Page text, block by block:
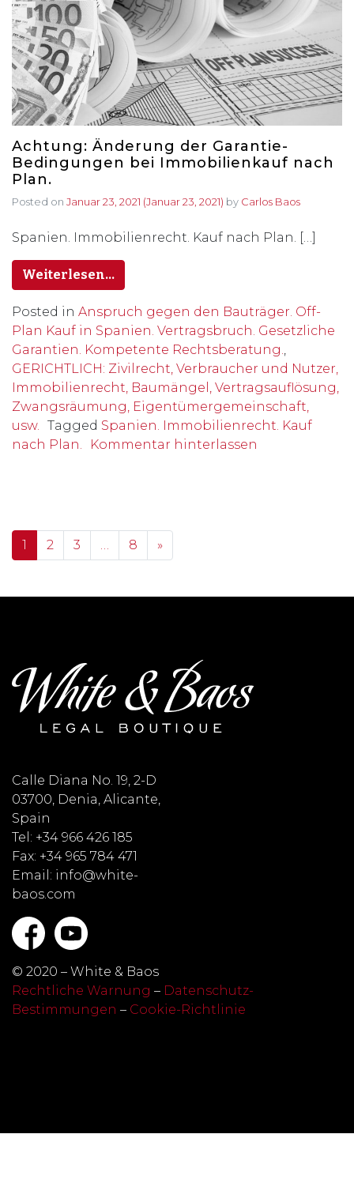
Achtung: Änderung der Garantie-
Bedingungen bei Immobilienkauf nach
Plan.
Posted on Januar 23, 2021 (Januar 23, 2021) by Carlos Baos
Spanien. Immobilienrecht. Kauf nach Plan. […]
Weiterlesen…
Posted in Anspruch gegen den Bauträger. Off-
Plan Kauf in Spanien. Vertragsbruch. Gesetzliche
Garantien. Kompetente Rechtsberatung.,
GERICHTLICH: Zivilrecht, Verbraucher und Nutzer,
Immobilienrecht, Baumängel, Vertragsauflösung,
Zwangsräumung, Eigentümergemeinschaft,
usw. Tagged Spanien. Immobilienrecht. Kauf
nach Plan.
Kommentar hinterlassen
Posts navigation
1 2 3 … 8 »
Calle Diana No. 19, 2-D
03700, Denia, Alicante,
Spain
Tel: +34 966 426 185
Fax: +34 965 784 471
Email: info@white-
baos.com
© 2020 – White & Baos
Rechtliche Warnung – Datenschutz-
Bestimmungen – Cookie-Richtlinie